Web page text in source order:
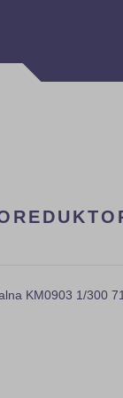
KM0903 1/300